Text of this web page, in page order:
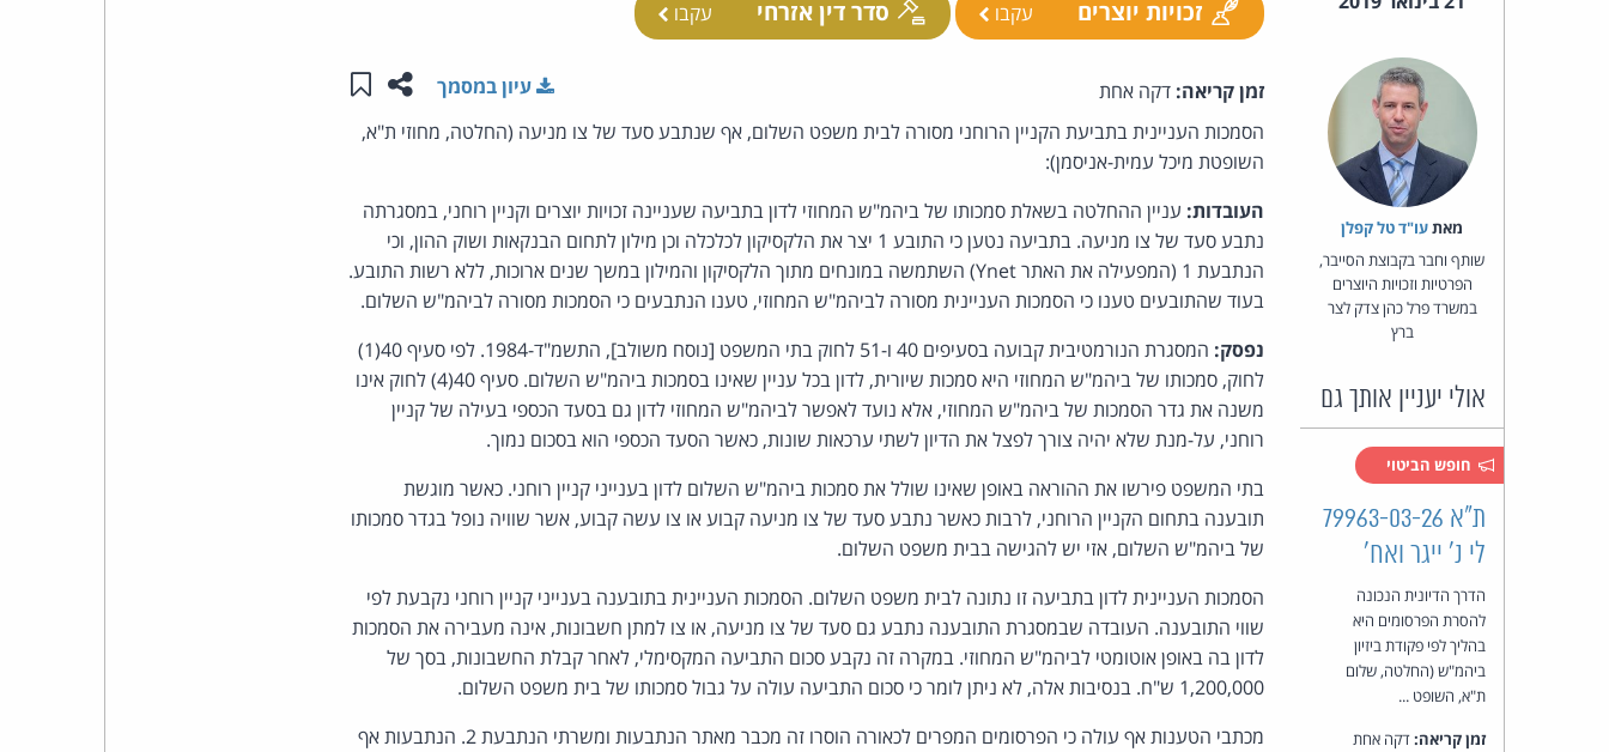
זכויות יוצרים עקבו סדר דין אזרחי עקבו
מאת‏עו"ד טל קפלן
שותף וחבר בקבוצת הסייבר,
הפרטיות וזכויות היוצרים
במשרד פרל כהן צדק לצר
ברץ
אולי יעניין אותך גם
חופש הביטוי
ת"א 79963-03-26
לי נ' ייגר ואח'
הדרך הדיונית הנכונה
להסרת הפרסומים היא
בהליך לפי פקודת ביזיון
ביהמ"ש (החלטה, שלום
ת"א, השופט ...
זמן קריאה:דקה אחת
זמן קריאה: דקה אחת שתפו עמוד זה
שמור ב"תכנים שלי"
עיון במסמך
הסמכות העניינית בתביעת הקניין הרוחני מסורה לבית משפט השלום, אף שנתבע סעד של צו מניעה (החלטה, מחוזי ת"א,
השופטת מיכל עמית-אניסמן):
העובדות: עניין ההחלטה בשאלת סמכותו של ביהמ"ש המחוזי לדון בתביעה שעניינה זכויות יוצרים וקניין רוחני, במסגרתה
נתבע סעד של צו מניעה. בתביעה נטען כי התובע 1 יצר את הלקסיקון לכלכלה וכן מילון לתחום הבנקאות ושוק ההון, וכי
הנתבעת 1 (המפעילה את האתר Ynet) השתמשה במונחים מתוך הלקסיקון והמילון במשך שנים ארוכות, ללא רשות התובע.
בעוד שהתובעים טענו כי הסמכות העניינית מסורה לביהמ"ש המחוזי, טענו הנתבעים כי הסמכות מסורה לביהמ"ש השלום.
נפסק:
המסגרת הנורמטיבית קבועה בסעיפים 40 ו-51 לחוק בתי המשפט [נוסח משולב], התשמ"ד-1984. לפי סעיף 40(1)
לחוק, סמכותו של ביהמ"ש המחוזי היא סמכות שיורית, לדון בכל עניין שאינו בסמכות ביהמ"ש השלום. סעיף 40(4) לחוק אינו
משנה את גדר הסמכות של ביהמ"ש המחוזי, אלא נועד לאפשר לביהמ"ש המחוזי לדון גם בסעד הכספי בעילה של קניין
רוחני, על-מנת שלא יהיה צורך לפצל את הדיון לשתי ערכאות שונות, כאשר הסעד הכספי הוא בסכום נמוך.
בתי המשפט פירשו את ההוראה באופן שאינו שולל את סמכות ביהמ"ש השלום לדון בענייני קניין רוחני. כאשר מוגשת
תובענה בתחום הקניין הרוחני, לרבות כאשר נתבע סעד של צו מניעה קבוע או צו עשה קבוע, אשר שוויה נופל בגדר סמכותו
של ביהמ"ש השלום, אזי יש להגישה בבית משפט השלום.
הסמכות העניינית לדון בתביעה זו נתונה לבית משפט השלום. הסמכות העניינית בתובענה בענייני קניין רוחני נקבעת לפי
שווי התובענה. העובדה שבמסגרת התובענה נתבע גם סעד של צו מניעה, או צו למתן חשבונות, אינה מעבירה את הסמכות
לדון בה באופן אוטומטי לביהמ"ש המחוזי. במקרה זה נקבע סכום התביעה המקסימלי, לאחר קבלת החשבונות, בסך של
1,200,000 ש"ח. בנסיבות אלה, לא ניתן לומר כי סכום התביעה עולה על גבול סמכותו של בית משפט השלום.
מכתבי הטענות אף עולה כי הפרסומים המפרים לכאורה הוסרו זה מכבר מאתר הנתבעות ומשרתי הנתבעת 2. הנתבעות אף